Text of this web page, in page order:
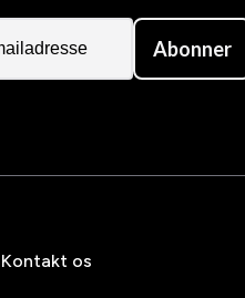
Abonner
Kontakt os